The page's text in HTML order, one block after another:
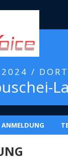
/
ANMELDUNG